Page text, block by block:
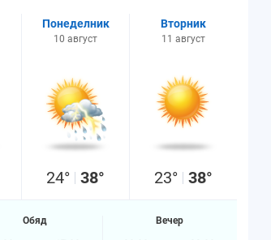
Понеделник
10 август
24° 38°
Вторник
11 август
23° 38°
Обяд Вечер